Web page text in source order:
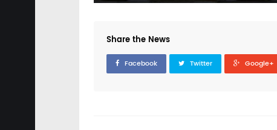
Share the News
Facebook Twitter Google+